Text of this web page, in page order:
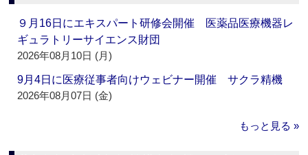
９月16日にエキスパート研修会開催 医薬品医療機器レ
ギュラトリーサイエンス財団
2026年08月10日 (月)
9月4日に医療従事者向けウェビナー開催 サクラ精機
2026年08月07日 (金)
もっと見る »